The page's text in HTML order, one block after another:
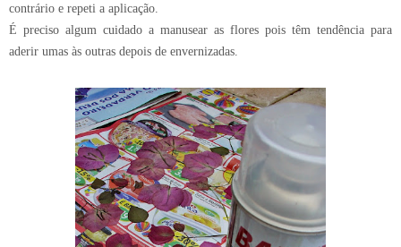
contrário e repeti a aplicação.
É preciso algum cuidado a manusear as flores pois têm tendência para
aderir umas às outras depois de envernizadas.